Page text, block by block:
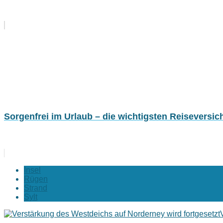
Sorgenfrei im Urlaub – die wichtigsten
Insel
Rügen
Strand
Sylt